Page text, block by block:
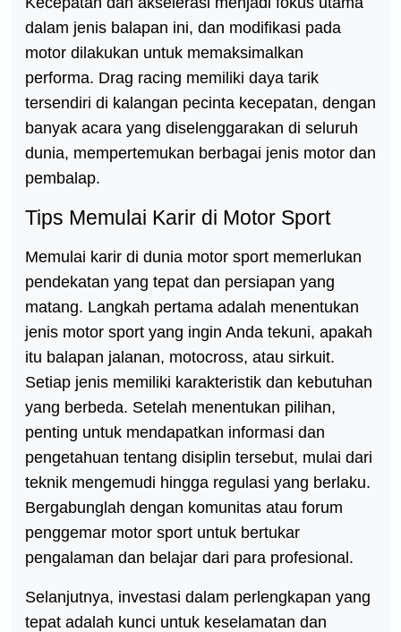
dalam jenis balapan ini, dan modifikasi pada
motor dilakukan untuk memaksimalkan
performa. Drag racing memiliki daya tarik
tersendiri di kalangan pecinta kecepatan, dengan
banyak acara yang diselenggarakan di seluruh
dunia, mempertemukan berbagai jenis motor dan
pembalap.
Tips Memulai Karir di Motor Sport
Memulai karir di dunia motor sport memerlukan
pendekatan yang tepat dan persiapan yang
matang. Langkah pertama adalah menentukan
jenis motor sport yang ingin Anda tekuni, apakah
itu balapan jalanan, motocross, atau sirkuit.
Setiap jenis memiliki karakteristik dan kebutuhan
yang berbeda. Setelah menentukan pilihan,
penting untuk mendapatkan informasi dan
pengetahuan tentang disiplin tersebut, mulai dari
teknik mengemudi hingga regulasi yang berlaku.
Bergabunglah dengan komunitas atau forum
penggemar motor sport untuk bertukar
pengalaman dan belajar dari para profesional.
Selanjutnya, investasi dalam perlengkapan yang
tepat adalah kunci untuk keselamatan dan